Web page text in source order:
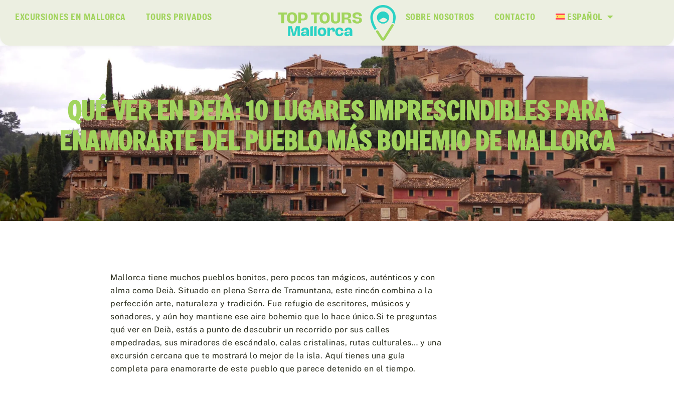
EXCURSIONES EN MALLORCA TOURS PRIVADOS SOBRE NOSOTROS CONTACTO ESPAÑOL
QUÉ VER EN DEIÀ: 10 LUGARES IMPRESCINDIBLES PARA
ENAMORARTE DEL PUEBLO MÁS BOHEMIO DE MALLORCA
Mallorca tiene muchos pueblos bonitos, pero pocos tan mágicos, auténticos y con
alma como Deià. Situado en plena Serra de Tramuntana, este rincón combina a la
perfección arte, naturaleza y tradición. Fue refugio de escritores, músicos y
soñadores, y aún hoy mantiene ese aire bohemio que lo hace único.Si te preguntas
qué ver en Deià, estás a punto de descubrir un recorrido por sus calles
empedradas, sus miradores de escándalo, calas cristalinas, rutas culturales… y una
excursión cercana que te mostrará lo mejor de la isla. Aquí tienes una guía
completa para enamorarte de este pueblo que parece detenido en el tiempo.